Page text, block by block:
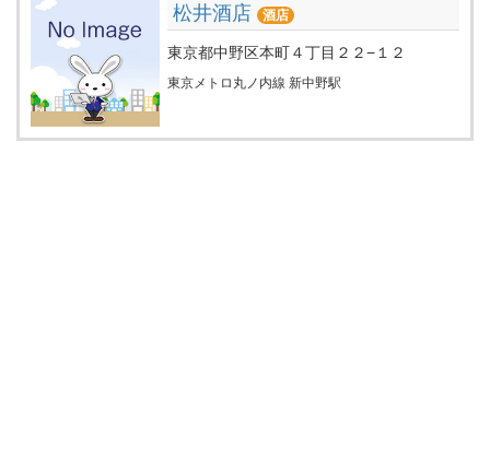
松井酒店 酒店
東京都中野区本町４丁目２２−１２
東京メトロ丸ノ内線 新中野駅